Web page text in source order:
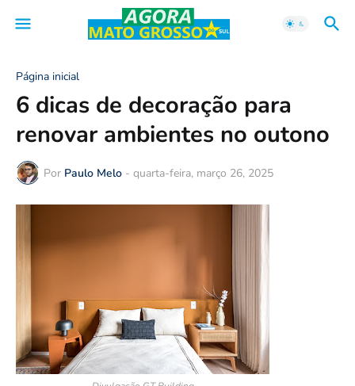
Página inicial
6 dicas de decoração para
renovar ambientes no outono
Por Paulo Melo - quarta-feira, março 26, 2025